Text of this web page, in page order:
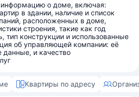
о доме, включая:
в здании, наличие и список
расположенных в доме,
строения, такие как год
тип конструкции и использованные
об управляющей компании: её
данные, и качество
Квартиры по адресу